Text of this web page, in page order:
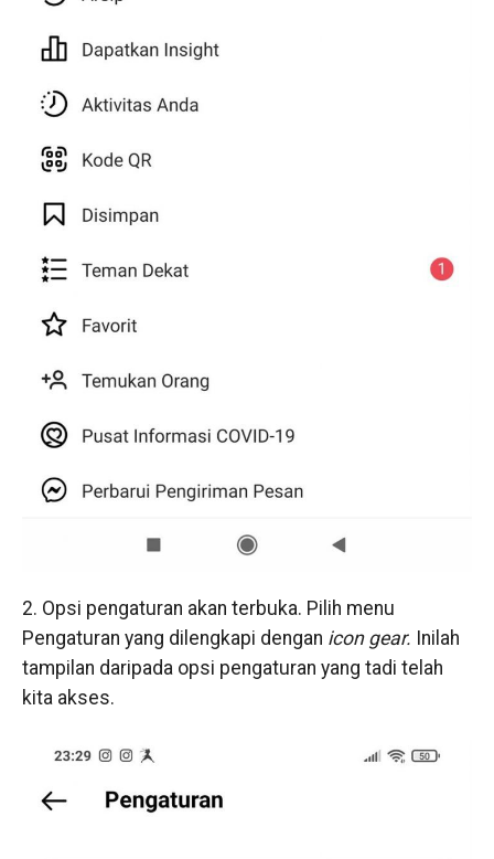
2. Opsi pengaturan akan terbuka. Pilih menu
Pengaturan yang dilengkapi dengan icon gear. Inilah
tampilan daripada opsi pengaturan yang tadi telah
kita akses.